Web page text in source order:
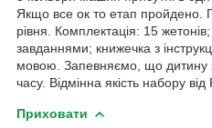
Якщо все ок то етап пройдено.
рівня. Комплектація: 15
завданнями; книжечка з
мовою. Запевняємо, що дитину
часу. Відмінна якість набору
Приховати